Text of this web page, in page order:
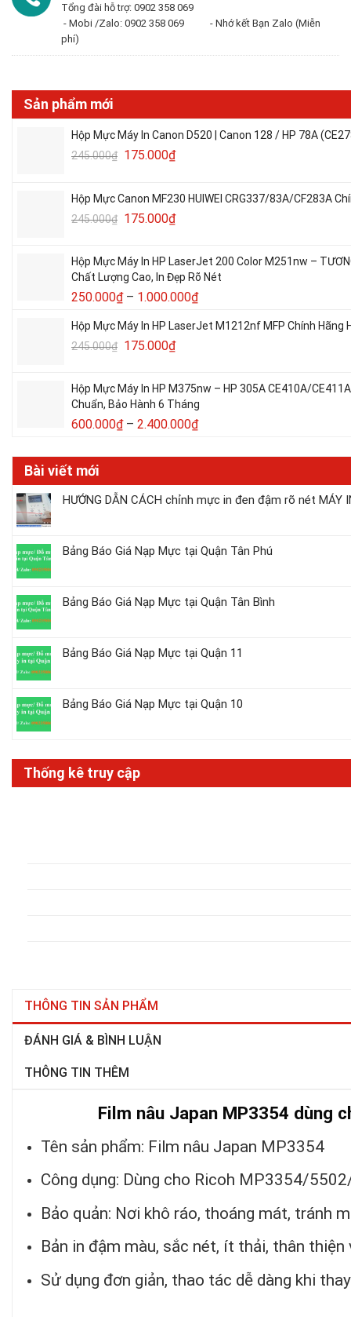
Tổng đài hỗ trợ: 0902 358 069
- Mobi /Zalo: 0902 358 069 - Nhớ kết Bạn Zalo (Miễn
phí)
THÔNG TIN SẢN PHẨM
ĐÁNH GIÁ & BÌNH LUẬN
THÔNG TIN THÊM
Film nâu Japan MP3354 dùng
Tên sản phẩm: Film nâu Japan MP3354
Công dụng: Dùng cho Ricoh MP3354/
Bảo quản: Nơi khô ráo, thoáng mát, tránh
Bản in đậm màu, sắc nét, ít thải, thân
Sử dụng đơn giản, thao tác dễ dàng khi thay
Sản phẩm mới
Hộp Mực Máy In Canon D520 | Canon 128 / HP 78A
245.000₫ 175.000₫
Hộp Mực Canon MF230 HUIWEI CRG337/83A/CF283A
245.000₫ 175.000₫
Hộp Mực Máy In HP LaserJet 200 Color M251nw –
Chất Lượng Cao, In Đẹp Rõ Nét
250.000₫ – 1.000.000₫
Hộp Mực Máy In HP LaserJet M1212nf MFP Chính
245.000₫ 175.000₫
Hộp Mực Máy In HP M375nw – HP 305A CE410A/
Chuẩn, Bảo Hành 6 Tháng
600.000₫ – 2.400.000₫
Bài viết mới
HƯỚNG DẪN CÁCH chỉnh mực in đen đậm rõ nét MÁY
Bảng Báo Giá Nạp Mực tại Quận Tân Phú
Bảng Báo Giá Nạp Mực tại Quận Tân Bình
Bảng Báo Giá Nạp Mực tại Quận 11
Bảng Báo Giá Nạp Mực tại Quận 10
Thống kê truy cập